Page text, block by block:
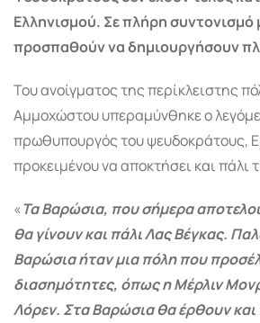
Ελληνισμού. Σε πλήρη συντονισμό
προσπαθούν να δημιουργήσουν
Του ανοίγματος της περίκλειστης
Αμμοχώστου υπεραμύνθηκε ο
πρωθυπουργός του ψευδοκράτους,
προκειμένου να αποκτήσει και πάλι
«Τα Βαρώσια, που σήμερα
θα γίνουν και πάλι Λας Βέγκας.
Βαρώσια ήταν μια πόλη που
διασημότητες, όπως η Μέρλιν
Λόρεν. Στα Βαρώσια θα έρθουν και